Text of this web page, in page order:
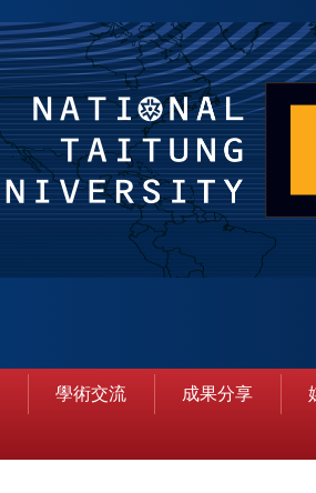
學術交流 成果分享